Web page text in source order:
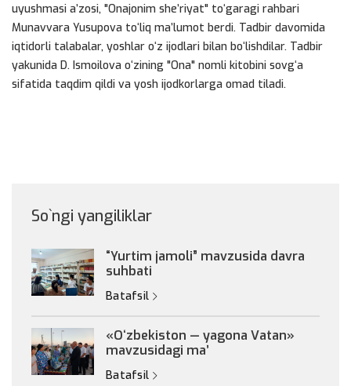
uyushmasi aʼzosi, "Onajonim sheʼriyat" toʻgaragi rahbari
Munavvara Yusupova toʻliq maʼlumot berdi. Tadbir davomida
iqtidorli talabalar, yoshlar oʻz ijodlari bilan boʻlishdilar. Tadbir
yakunida D. Ismoilova oʻzining "Ona" nomli kitobini sovgʻa
sifatida taqdim qildi va yosh ijodkorlarga omad tiladi.
So`ngi yangiliklar
“Yurtim jamoli” mavzusida davra
suhbati
Batafsil
«Oʻzbekiston — yagona Vatan»
mavzusidagi maʼ
Batafsil